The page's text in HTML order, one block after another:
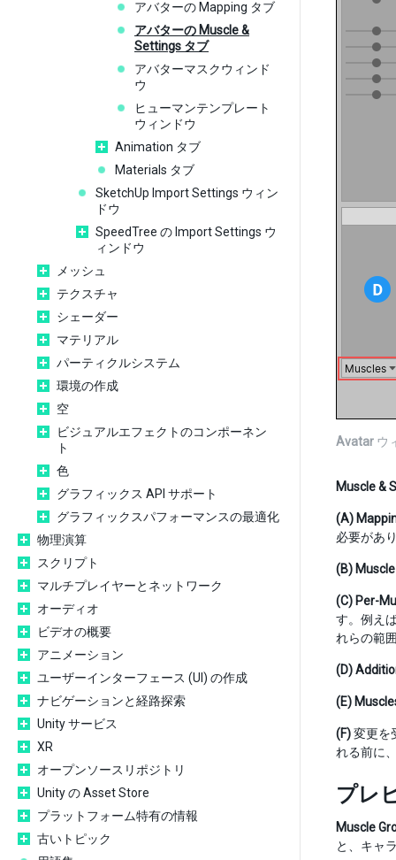
アバターの Mapping タブ
アバターの Muscle &
Settings タブ
アバターマスクウィンド
ウ
ヒューマンテンプレート
ウィンドウ
Animation タブ
Materials タブ
SketchUp Import Settings ウィン
ドウ
SpeedTree の Import Settings ウ
ィンドウ
メッシュ
テクスチャ
シェーダー
マテリアル
パーティクルシステム
環境の作成
空
ビジュアルエフェクトのコンポーネン
ト
色
グラフィックス API サポート
グラフィックスパフォーマンスの最適化
物理演算
スクリプト
マルチプレイヤーとネットワーク
オーディオ
ビデオの概要
アニメーション
ユーザーインターフェース (UI) の作成
ナビゲーションと経路探索
Unity サービス
XR
オープンソースリポジトリ
Unity の Asset Store
プラットフォーム特有の情報
古いトピック
Avatar ウ
Muscle &
(A)
必要があ
(B)
(C) Per-
す。例え
れらの範
(D)
(E)
(F)変更を
れる前に
プレ
Muscle
と、キャ